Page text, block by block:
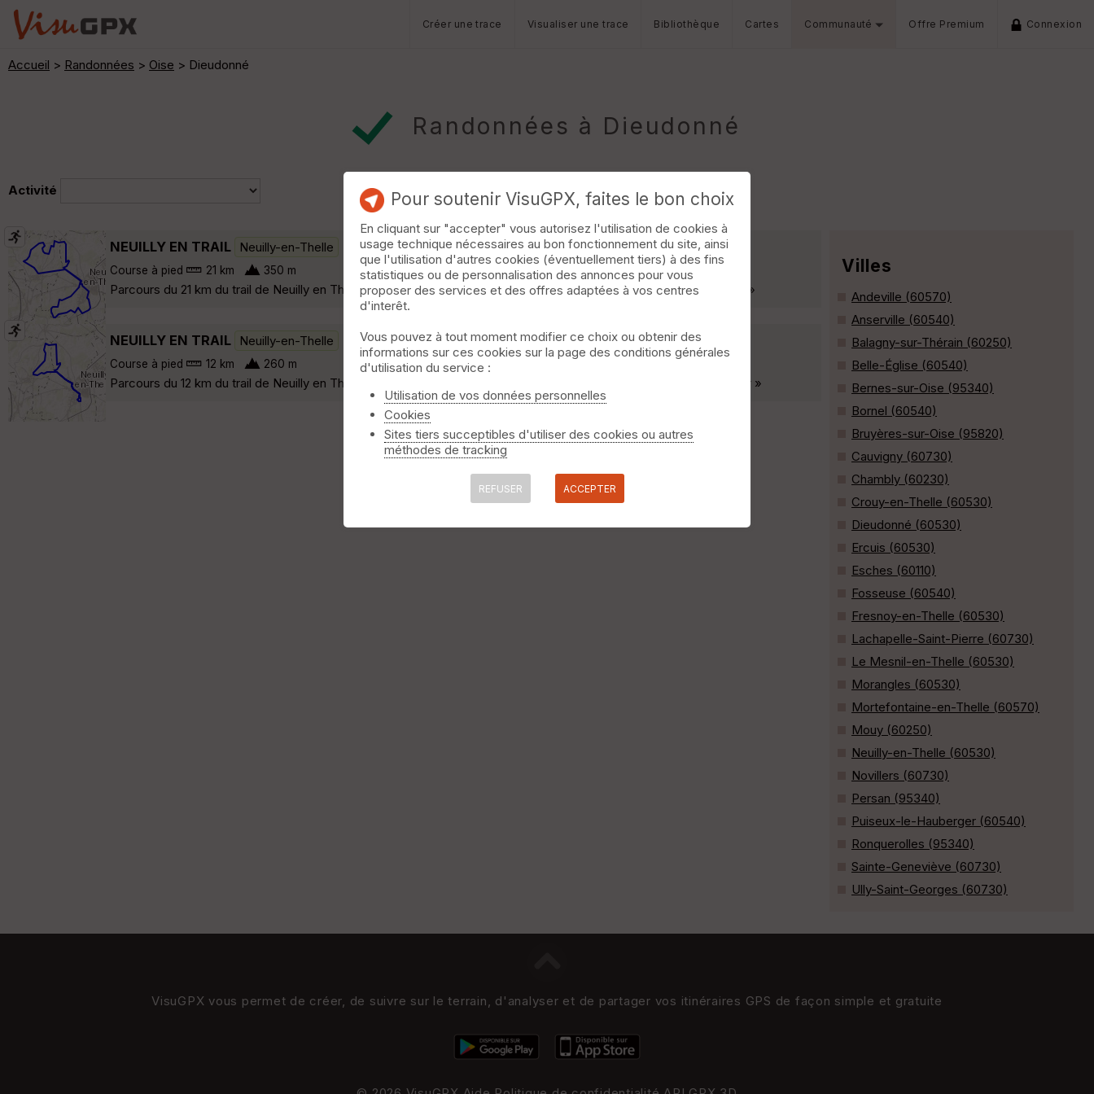
Créer une trace Visualiser une trace Bibliothèque Cartes Communauté Offre Premium Connexion
Accueil > Randonnées > Oise > Dieudonné
Randonnées à Dieudonné
Activité
NEUILLY EN TRAIL Neuilly-en-Thelle
Course à pied 21 km 350 m
Parcours du 21 km du trail de Neuilly en Thelle. Date : Dimanche 22 mai 2016 renseignement : http://ccthelle.free.fr »
NEUILLY EN TRAIL Neuilly-en-Thelle
Course à pied 12 km 260 m
Parcours du 12 km du trail de Neuilly en Thelle. Date : Dimanche 22 mai 2016 renseignements : http://ccthelle.free.fr »
Villes
Andeville (60570)
Anserville (60540)
Balagny-sur-Thérain (60250)
Belle-Église (60540)
Bernes-sur-Oise (95340)
Bornel (60540)
Bruyères-sur-Oise (95820)
Cauvigny (60730)
Chambly (60230)
Crouy-en-Thelle (60530)
Dieudonné (60530)
Ercuis (60530)
Esches (60110)
Fosseuse (60540)
Fresnoy-en-Thelle (60530)
Lachapelle-Saint-Pierre (60730)
Le Mesnil-en-Thelle (60530)
Morangles (60530)
Mortefontaine-en-Thelle (60570)
Mouy (60250)
Neuilly-en-Thelle (60530)
Novillers (60730)
Persan (95340)
Puiseux-le-Hauberger (60540)
Ronquerolles (95340)
Sainte-Geneviève (60730)
Ully-Saint-Georges (60730)
VisuGPX vous permet de créer, de suivre sur le terrain, d'analyser et de partager vos itinéraires GPS de façon simple et gratuite
Pour soutenir VisuGPX, faites le bon choix
En cliquant sur "accepter" vous autorisez l'utilisation de cookies à
usage technique nécessaires au bon fonctionnement du site, ainsi
que l'utilisation d'autres cookies (éventuellement tiers) à des fins
statistiques ou de personnalisation des annonces pour vous
proposer des services et des offres adaptées à vos centres
d'interêt.
Vous pouvez à tout moment modifier ce choix ou obtenir des
informations sur ces cookies sur la page des conditions générales
d'utilisation du service :
Utilisation de vos données personnelles
Cookies
Sites tiers succeptibles d'utiliser des cookies ou autres
méthodes de tracking
REFUSER ACCEPTER